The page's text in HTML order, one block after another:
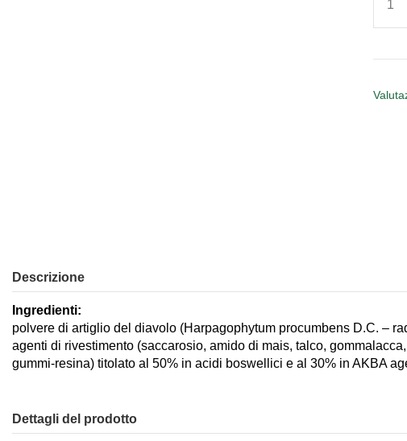
Descrizione
Ingredienti:
polvere di artiglio del diavolo (Harpagophytum procumbens D.C. –
agenti di rivestimento (saccarosio, amido di mais, talco,
gummi-resina) titolato al 50% in acidi boswellici e al 30% in AKBA
Dettagli del prodotto